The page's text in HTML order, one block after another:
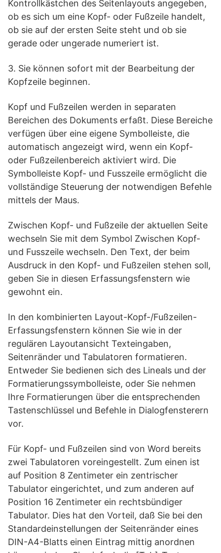
Kontrollkästchen des Seitenlayouts angegeben,
ob es sich um eine Kopf- oder Fußzeile handelt,
ob sie auf der ersten Seite steht und ob sie
gerade oder ungerade numeriert ist.
3. Sie können sofort mit der Bearbeitung der
Kopfzeile beginnen.
Kopf und Fußzeilen werden in separaten
Bereichen des Dokuments erfaßt. Diese Bereiche
verfügen über eine eigene Symbolleiste, die
automatisch angezeigt wird, wenn ein Kopf-
oder Fußzeilenbereich aktiviert wird. Die
Symbolleiste Kopf- und Fusszeile ermöglicht die
vollständige Steuerung der notwendigen Befehle
mittels der Maus.
Zwischen Kopf- und Fußzeile der aktuellen Seite
wechseln Sie mit dem Symbol Zwischen Kopf-
und Fusszeile wechseln. Den Text, der beim
Ausdruck in den Kopf- und Fußzeilen stehen soll,
geben Sie in diesen Erfassungsfenstern wie
gewohnt ein.
In den kombinierten Layout-Kopf-/Fußzeilen-
Erfassungsfenstern können Sie wie in der
regulären Layoutansicht Texteingaben,
Seitenränder und Tabulatoren formatieren.
Entweder Sie bedienen sich des Lineals und der
Formatierungssymbolleiste, oder Sie nehmen
Ihre Formatierungen über die entsprechenden
Tastenschlüssel und Befehle in Dialogfensterern
vor.
Für Kopf- und Fußzeilen sind von Word bereits
zwei Tabulatoren voreingestellt. Zum einen ist
auf Position 8 Zentimeter ein zentrischer
Tabulator eingerichtet, und zum anderen auf
Position 16 Zentimeter ein rechtsbündiger
Tabulator. Dies hat den Vorteil, daß Sie bei den
Standardeinstellungen der Seitenränder eines
DIN-A4-Blatts einen Eintrag mittig anordnen